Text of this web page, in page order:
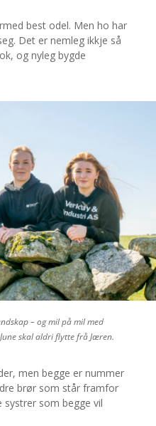
best odel. Men ho har
Det er nemleg ikkje så
og nyleg bygde
– og mil på mil med
skal aldri flytte frå Jæren.
men begge er nummer
brør som står framfor
systrer som begge vil